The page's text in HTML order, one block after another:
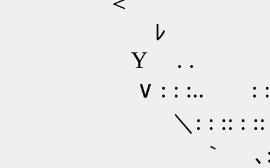
ﾚ : : .. :
Y . . : :: ::
∨ : : :.. : : ..
＼: : :: : ::
｀ ､: : ::ゝ